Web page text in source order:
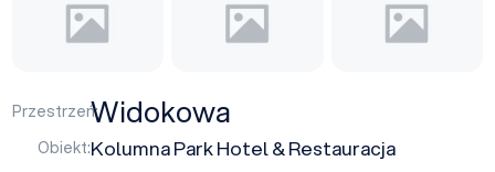
Przestrzeń:Widokowa
Obiekt:Kolumna Park Hotel & Restauracja